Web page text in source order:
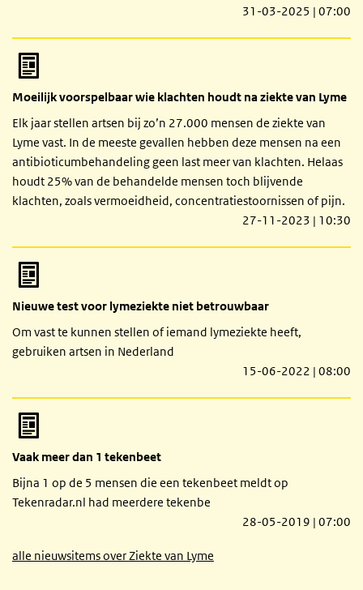
31-03-2025 | 07:00
Moeilijk voorspelbaar wie klachten houdt na ziekte van Lyme
Elk jaar stellen artsen bij zo’n 27.000 mensen de ziekte van
Lyme vast. In de meeste gevallen hebben deze mensen na een
antibioticumbehandeling geen last meer van klachten. Helaas
houdt 25% van de behandelde mensen toch blijvende
klachten, zoals vermoeidheid, concentratiestoornissen of pijn.
27-11-2023 | 10:30
Nieuwe test voor lymeziekte niet betrouwbaar
Om vast te kunnen stellen of iemand lymeziekte heeft,
gebruiken artsen in Nederland
15-06-2022 | 08:00
Vaak meer dan 1 tekenbeet
Bijna 1 op de 5 mensen die een tekenbeet meldt op
Tekenradar.nl had meerdere tekenbe
28-05-2019 | 07:00
alle nieuwsitems over Ziekte van Lyme